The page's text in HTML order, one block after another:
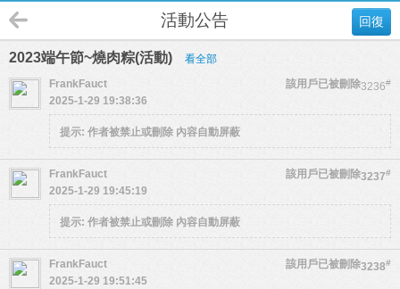
回復
活動公告
2023端午節~燒肉粽(活動) 看全部
3236#
FrankFauct
該用戶已被刪除
2025-1-29 19:38:36
提示: 作者被禁止或刪除 內容自動屏蔽
3237#
FrankFauct
該用戶已被刪除
2025-1-29 19:45:19
提示: 作者被禁止或刪除 內容自動屏蔽
3238#
FrankFauct
該用戶已被刪除
2025-1-29 19:51:45